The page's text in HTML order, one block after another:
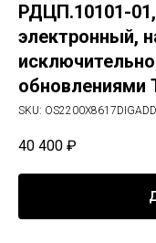
РДЦП.10101-
электронный,
обновлениями
SKU:
40 400 ₽